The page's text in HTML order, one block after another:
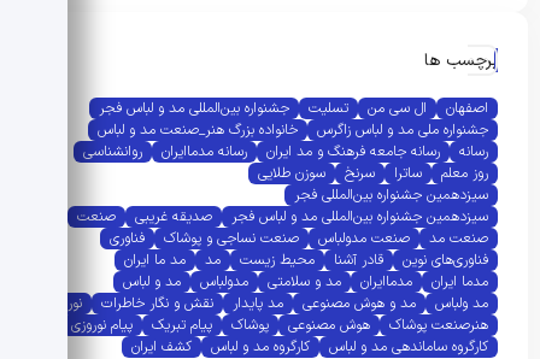
برچسب ها
اصفهان ال سی من تسلیت
جشنواره بین‌المللی مد و لباس فجر
جشنواره ملی مد و لباس زاگرس
خانواده بزرگ هنر_صنعت مد و لباس
رسانه
رسانه جامعه فرهنگ و مد ایران رسانه مدماایران
روانشناسی
روز معلم
ساترا سرنخ
سوزن طلایی
سیزدهمین جشنواره بین‌المللی فجر
سیزدهمین جشنواره بین‌المللی مد و لباس فجر
صدیقه غریبی
صنعت
صنعت مد
صنعت مدولباس صنعت نساجی و پوشاک
فناوری
فناوری‌های نوین
قادر آشنا محیط زیست مد
مد ما ایران
مدما ایران
مدماایران مد و سلامتی مدولباس
مد و لباس
مد ولباس
مد و هوش مصنوعی مد پایدار نقش و نگار خاطرات
نوروز
هنرصنعت پوشاک
هوش مصنوعی پوشاک پیام تبریک
پیام نوروزی
کارگروه ساماندهی مد و لباس
کارگروه مد و لباس کشف ایران